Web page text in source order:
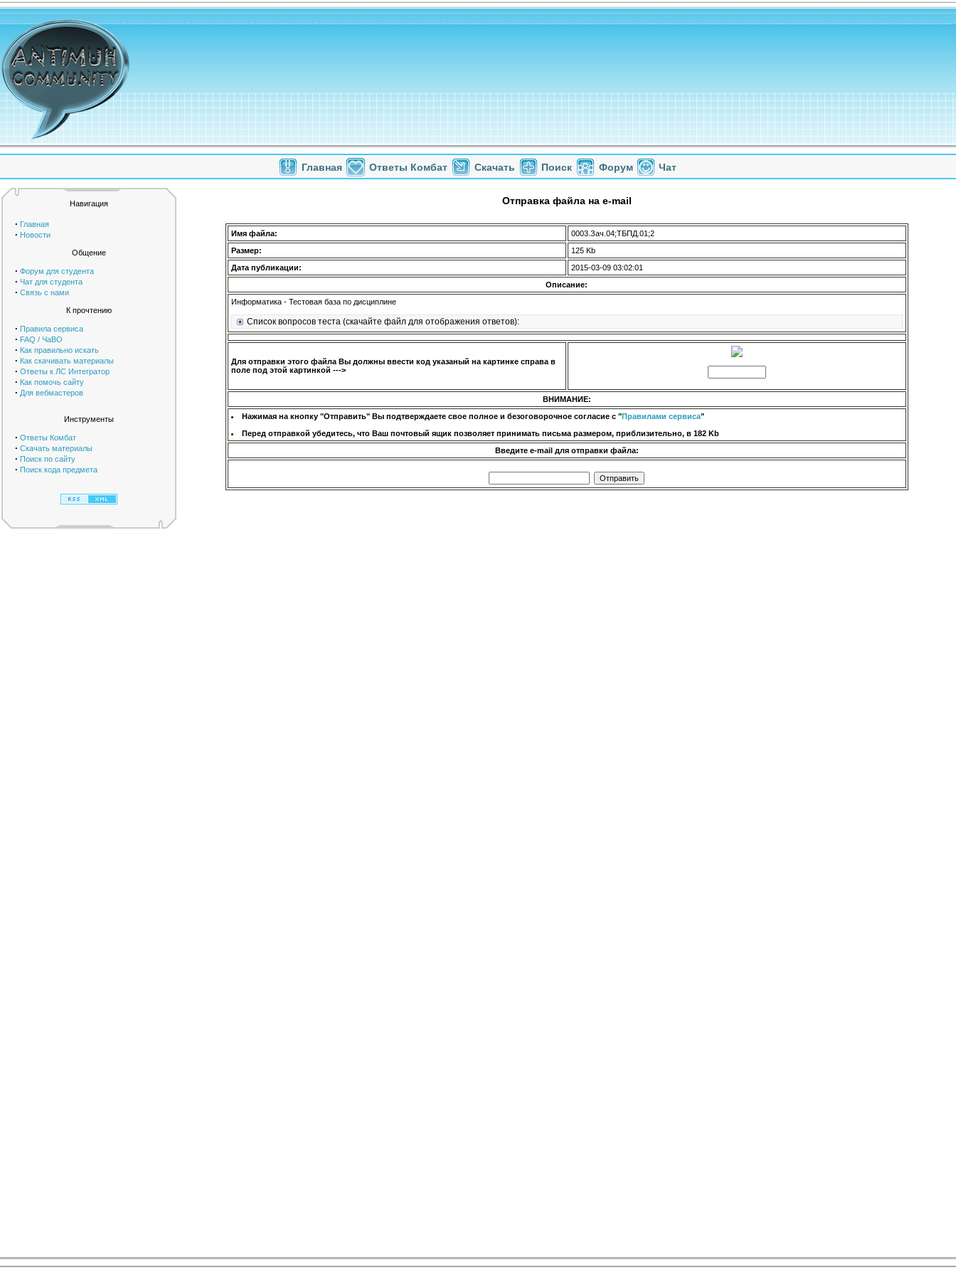
Главная Ответы Комбат Скачать Поиск Форум Чат
Навигация
· Главная
· Новости
Общение
· Форум для студента
· Чат для студента
· Связь с нами
К прочтению
· Правила сервиса
· FAQ / ЧаВО
· Как правильно искать
· Как скачивать материалы
· Ответы к ЛС Интегратор
· Как помочь сайту
· Для вебмастеров
Инструменты
· Ответы Комбат
· Скачать материалы
· Поиск по сайту
· Поиск кода предмета
Отправка файла на e-mail
Имя файла:
0003.Зач.04;ТБПД.01;2
Размер:
125 Kb
Дата публикации:
2015-03-09 03:02:01
Описание:
Информатика - Тестовая база по дисциплине
Список вопросов теста (скачайте файл для отображения ответов):
Для отправки этого файла Вы должны ввести код указаный на картинке справа в
поле под этой картинкой --->
ВНИМАНИЕ:
Нажимая на кнопку "Отправить" Вы подтверждаете свое полное и безоговорочное согласие с "Правилами сервиса"
Перед отправкой убедитесь, что Ваш почтовый ящик позволяет принимать письма размером, приблизительно, в 182 Kb
Введите e-mail для отправки файла: